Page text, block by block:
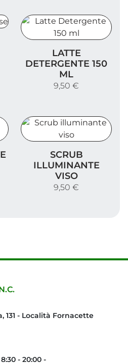
LATTE
DETERGENTE 150
ML
9,50 €
SCRUB
ILLUMINANTE
VISO
9,50 €
131 - Località Fornacette
8:30 - 20:00 -